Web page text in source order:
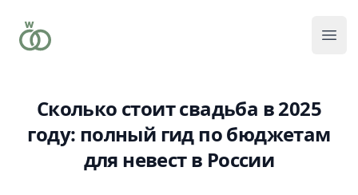
Сколько стоит свадьба в 2025
году: полный гид по бюджетам
для невест в России